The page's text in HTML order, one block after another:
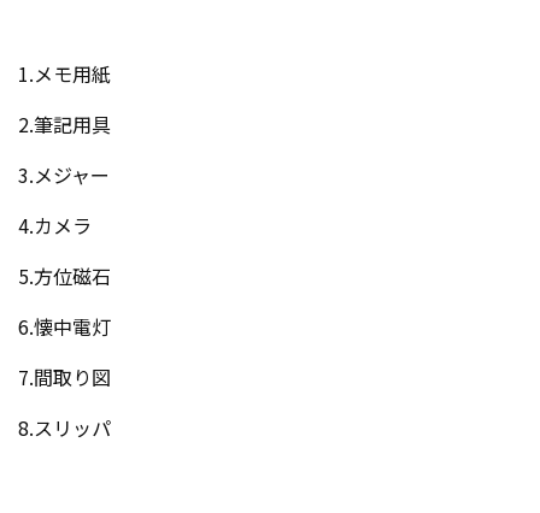
1.メモ用紙
2.筆記用具
3.メジャー
4.カメラ
5.方位磁石
6.懐中電灯
7.間取り図
8.スリッパ